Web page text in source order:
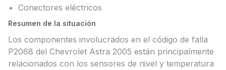
Conectores eléctricos
Resumen de la situación
Los componentes involucrados en el código de falla
P2068 del Chevrolet Astra 2005 están principalmente
relacionados con los sensores de nivel y temperatura